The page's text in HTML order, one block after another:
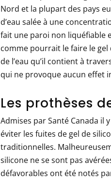
Nord et la plupart des pays
d’eau salée à une
fait une paroi non liquéfiable
comme pourrait le faire le
de l’eau qu’il contient à
qui ne provoque aucun effet
Les prothèses
Admises par Santé Canada il
éviter les fuites de gel de
traditionnelles.
silicone ne se sont pas
défavorables ont été notés